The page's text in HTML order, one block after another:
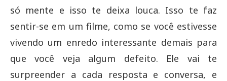
só mente e isso te deixa louca. Isso te faz
sentir-se em um filme, como se você estivesse
vivendo um enredo interessante demais para
que você veja algum defeito. Ele vai te
surpreender a cada resposta e conversa, e